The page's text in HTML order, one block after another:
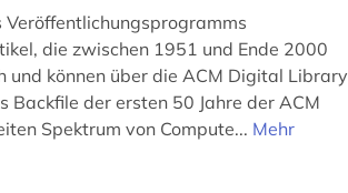
Veröffentlichungsprogramms
die zwischen 1951 und Ende 2000
können über die ACM Digital Library
Backfile der ersten 50 Jahre der ACM
Spektrum von Compute... Mehr